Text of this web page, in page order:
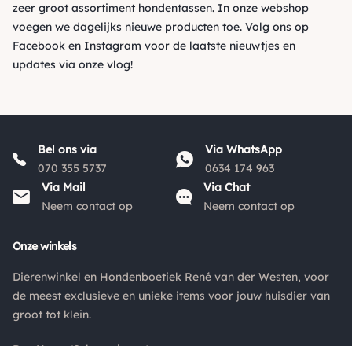
zeer groot assortiment hondentassen. In onze webshop
voegen we dagelijks nieuwe producten toe. Volg ons op
Facebook en Instagram voor de laatste nieuwtjes en
updates via onze vlog!
Bel ons via
070 355 5737
Via WhatsApp
0634 174 963
Via Mail
Neem contact op
Via Chat
Neem contact op
Onze winkels
Dierenwinkel en Hondenboetiek René van der Westen, voor
de meest exclusieve en unieke items voor jouw huisdier van
groot tot klein.